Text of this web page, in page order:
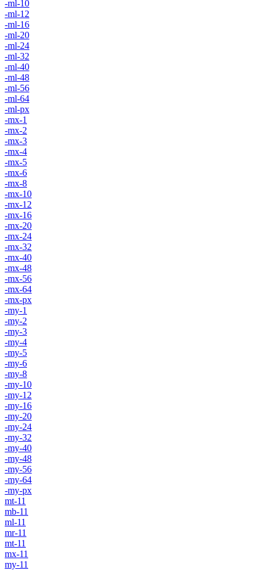
-ml-10
-ml-12
-ml-16
-ml-20
-ml-24
-ml-32
-ml-40
-ml-48
-ml-56
-ml-64
-ml-px
-mx-1
-mx-2
-mx-3
-mx-4
-mx-5
-mx-6
-mx-8
-mx-10
-mx-12
-mx-16
-mx-20
-mx-24
-mx-32
-mx-40
-mx-48
-mx-56
-mx-64
-mx-px
-my-1
-my-2
-my-3
-my-4
-my-5
-my-6
-my-8
-my-10
-my-12
-my-16
-my-20
-my-24
-my-32
-my-40
-my-48
-my-56
-my-64
-my-px
mt-11
mb-11
ml-11
mr-11
mt-11
mx-11
my-11